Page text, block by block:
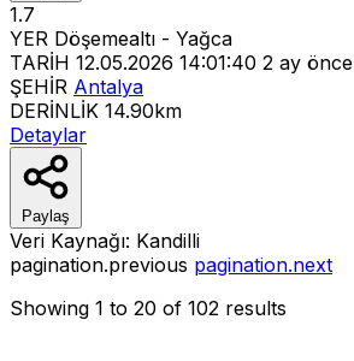
1.7
YER Döşemealtı - Yağca
TARİH 12.05.2026 14:01:40 2 ay önce
ŞEHİR Antalya
DERİNLİK 14.90km
Detaylar
Paylaş
Veri Kaynağı: Kandilli
pagination.previous pagination.next
Showing 1 to 20 of 102 results